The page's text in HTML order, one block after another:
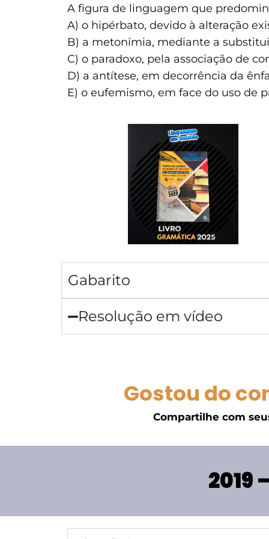
A figura de linguagem que
A) o hipérbato, devido à alteração
B) a metonímia, mediante a
C) o paradoxo, pela associação de
D) a antítese, em decorrência da
E) o eufemismo, em face do uso de
Gabarito
Resolução em vídeo
Gostou do
Compartilhe com
2019